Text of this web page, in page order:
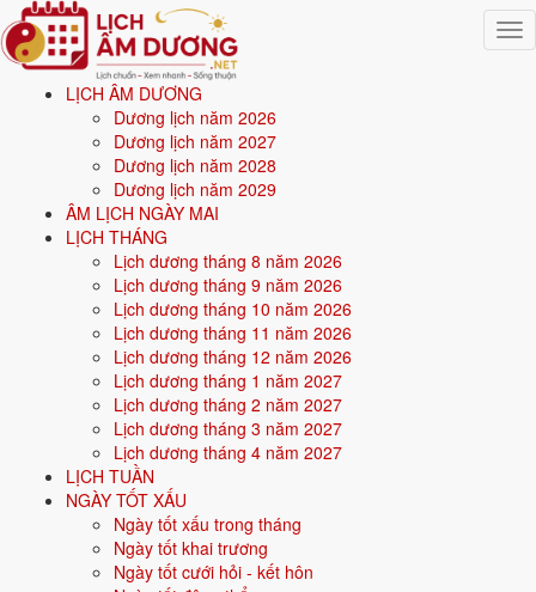
LỊCH ÂM DƯƠNG
Dương lịch năm 2026
Dương lịch năm 2027
Dương lịch năm 2028
Dương lịch năm 2029
ÂM LỊCH NGÀY MAI
LỊCH THÁNG
Lịch dương tháng 8 năm 2026
Lịch dương tháng 9 năm 2026
Lịch dương tháng 10 năm 2026
Lịch dương tháng 11 năm 2026
Lịch dương tháng 12 năm 2026
Lịch dương tháng 1 năm 2027
Lịch dương tháng 2 năm 2027
Lịch dương tháng 3 năm 2027
Lịch dương tháng 4 năm 2027
LỊCH TUẦN
NGÀY TỐT XẤU
Ngày tốt xấu trong tháng
Ngày tốt khai trương
Ngày tốt cưới hỏi - kết hôn
Trang chủ
Mệnh ngũ hành
Sinh năm 1997
Sinh năm1997mệnh gì? Đinh Sửu Giản Hạ Thủy -
mệnh Thủy
Người sinh năm1997là tuổiĐinh Sửu(con Trâu), nạp âm
Nước cuối khe, mệnhThủy. Năm2026
dương).
Sinh năm1997(Đinh Sửu, con Trâu) thuộc mệnh
Hạ Thủy.
Màu hợp:Đen, Xanh dương, Xanh nước biển.
Vận khí khi sinh:Vận 7 Thất Xích Kim (1984-2003) - Tài chính, giao